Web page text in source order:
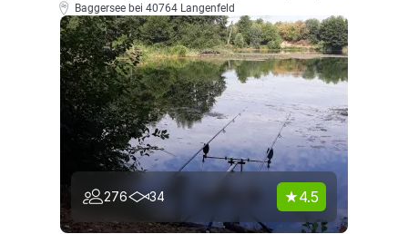
Baggersee bei 40764 Langenfeld
276 34 4.5